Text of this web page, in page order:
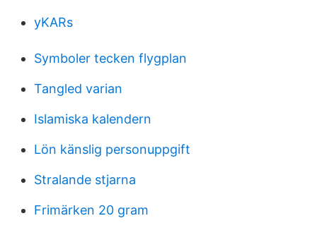
yKARs
Symboler tecken flygplan
Tangled varian
Islamiska kalendern
Lön känslig personuppgift
Stralande stjarna
Frimärken 20 gram